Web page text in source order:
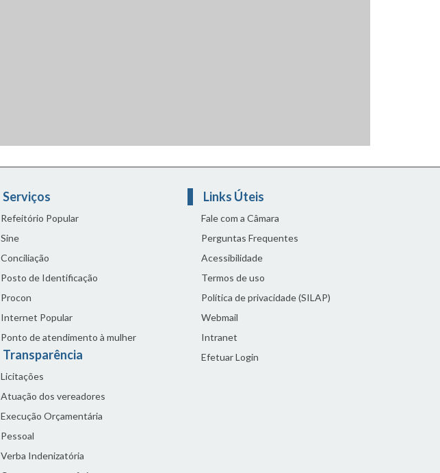
Serviços
Refeitório Popular
Sine
Conciliação
Posto de Identificação
Procon
Internet Popular
Ponto de atendimento à mulher
Transparência
Licitações
Atuação dos vereadores
Execução Orçamentária
Pessoal
Verba Indenizatória
Links Úteis
Fale com a Câmara
Perguntas Frequentes
Acessibilidade
Termos de uso
Política de privacidade (SILAP)
Webmail
Intranet
Efetuar Login